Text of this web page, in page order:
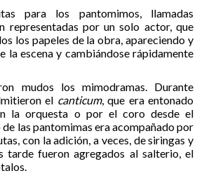
para los pantomimos, llamadas
representadas por un solo actor, que
los papeles de la obra, apareciendo y
la escena y cambiándose rápidamente
mudos los mimodramas. Durante
el canticum, que era entonado
la orquesta o por el coro desde el
de las pantomimas era acompañado por
con la adición, a veces, de siringas y
tarde fueron agregados al salterio, el